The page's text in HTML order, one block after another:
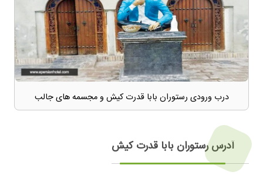
درب ورودی رستوران بابا قدرت کیش و مجسمه های جالب
آدرس رستوران بابا قدرت کیش